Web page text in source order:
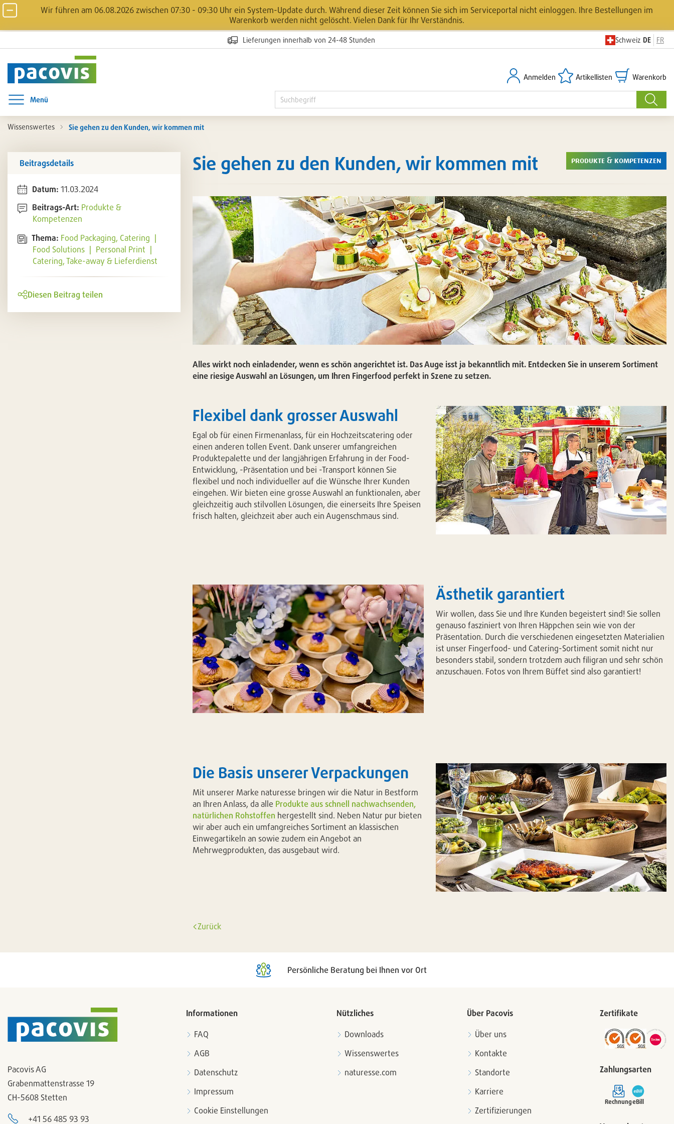
Wir führen am 06.08.2026 zwischen 07:30 - 09:30 Uhr ein System-Update durch. Während dieser Zeit können Sie sich im Serviceportal nicht einloggen. Ihre Bestellungen im
Warenkorb werden nicht gelöscht. Vielen Dank für Ihr Verständnis.
Lieferungen innerhalb von 24-48 Stunden Schweiz DE FR
Suche
Anmelden
Anmelden Artikellisten
Artikellisten Warenkorb
Warenkorb
Menü
Menü öffnen
Wissenswertes Sie gehen zu den Kunden, wir kommen mit
Beitragsdetails
Datum:11.03.2024
Beitrags-Art: Produkte &
Kompetenzen
Thema: Food Packaging, Catering
Food Solutions
Personal Print
Catering, Take-away & Lieferdienst
Diesen Beitrag teilen
Sie gehen zu den Kunden, wir kommen mit produkte & kompetenzen
Alles wirkt noch einladender, wenn es schön angerichtet ist. Das Auge isst ja bekanntlich mit. Entdecken Sie in unserem Sortiment
eine riesige Auswahl an Lösungen, um Ihren Fingerfood perfekt in Szene zu setzen.
Flexibel dank grosser Auswahl
Egal ob für einen Firmenanlass, für ein Hochzeitscatering oder
einen anderen tollen Event. Dank unserer umfangreichen
Produktepalette und der langjährigen Erfahrung in der Food-
Entwicklung, -Präsentation und bei -Transport können Sie
flexibel und noch individueller auf die Wünsche Ihrer Kunden
eingehen. Wir bieten eine grosse Auswahl an funktionalen, aber
gleichzeitig auch stilvollen Lösungen, die einerseits Ihre Speisen
frisch halten, gleichzeit aber auch ein Augenschmaus sind.
Ästhetik garantiert
Wir wollen, dass Sie und Ihre Kunden begeistert sind! Sie sollen
genauso fasziniert von Ihren Häppchen sein wie von der
Präsentation. Durch die verschiedenen eingesetzten Materialien
ist unser Fingerfood- und Catering-Sortiment somit nicht nur
besonders stabil, sondern trotzdem auch filigran und sehr schön
anzuschauen. Fotos von Ihrem Büffet sind also garantiert!
Die Basis unserer Verpackungen
Mit unserer Marke naturesse bringen wir die Natur in Bestform
an Ihren Anlass, da alle Produkte aus schnell nachwachsenden,
natürlichen Rohstoffen hergestellt sind. Neben Natur pur bieten
wir aber auch ein umfangreiches Sortiment an klassischen
Einwegartikeln an sowie zudem ein Angebot an
Mehrwegprodukten, das ausgebaut wird.
Zurück
Persönliche Beratung bei Ihnen vor Ort
Pacovis AG
Grabenmattenstrasse 19
CH-5608 Stetten
+41 56 485 93 93
Informationen
FAQ
AGB
Datenschutz
Impressum
Cookie Einstellungen
Nützliches
Downloads
Wissenswertes
naturesse.com
Über Pacovis
Über uns
Kontakte
Standorte
Karriere
Zertifizierungen
Zertifikate
Zahlungsarten
RechnungeBill